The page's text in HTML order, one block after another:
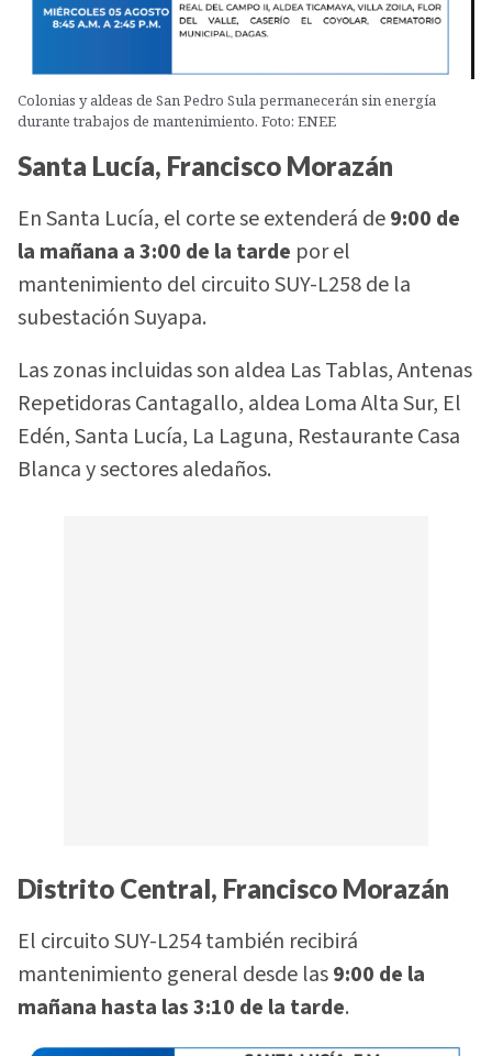
Colonias y aldeas de San Pedro Sula permanecerán sin energía
durante trabajos de mantenimiento. Foto: ENEE
Santa Lucía, Francisco Morazán
En Santa Lucía, el corte se extenderá de9:00 de
la mañana a 3:00 de la tarde por el
mantenimiento del circuito SUY-L258 de la
subestación Suyapa.
Las zonas incluidas son aldea Las Tablas, Antenas
Repetidoras Cantagallo, aldea Loma Alta Sur, El
Edén, Santa Lucía, La Laguna, Restaurante Casa
Blanca y sectores aledaños.
Distrito Central, Francisco Morazán
El circuito SUY-L254 también recibirá
mantenimiento general desde las9:00 de la
mañana hasta las 3:10 de la tarde.